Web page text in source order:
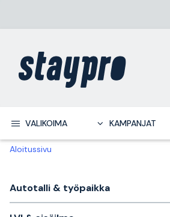
VALIKOIMA KAMPANJAT
Aloitussivu
Autotalli & työpaikka